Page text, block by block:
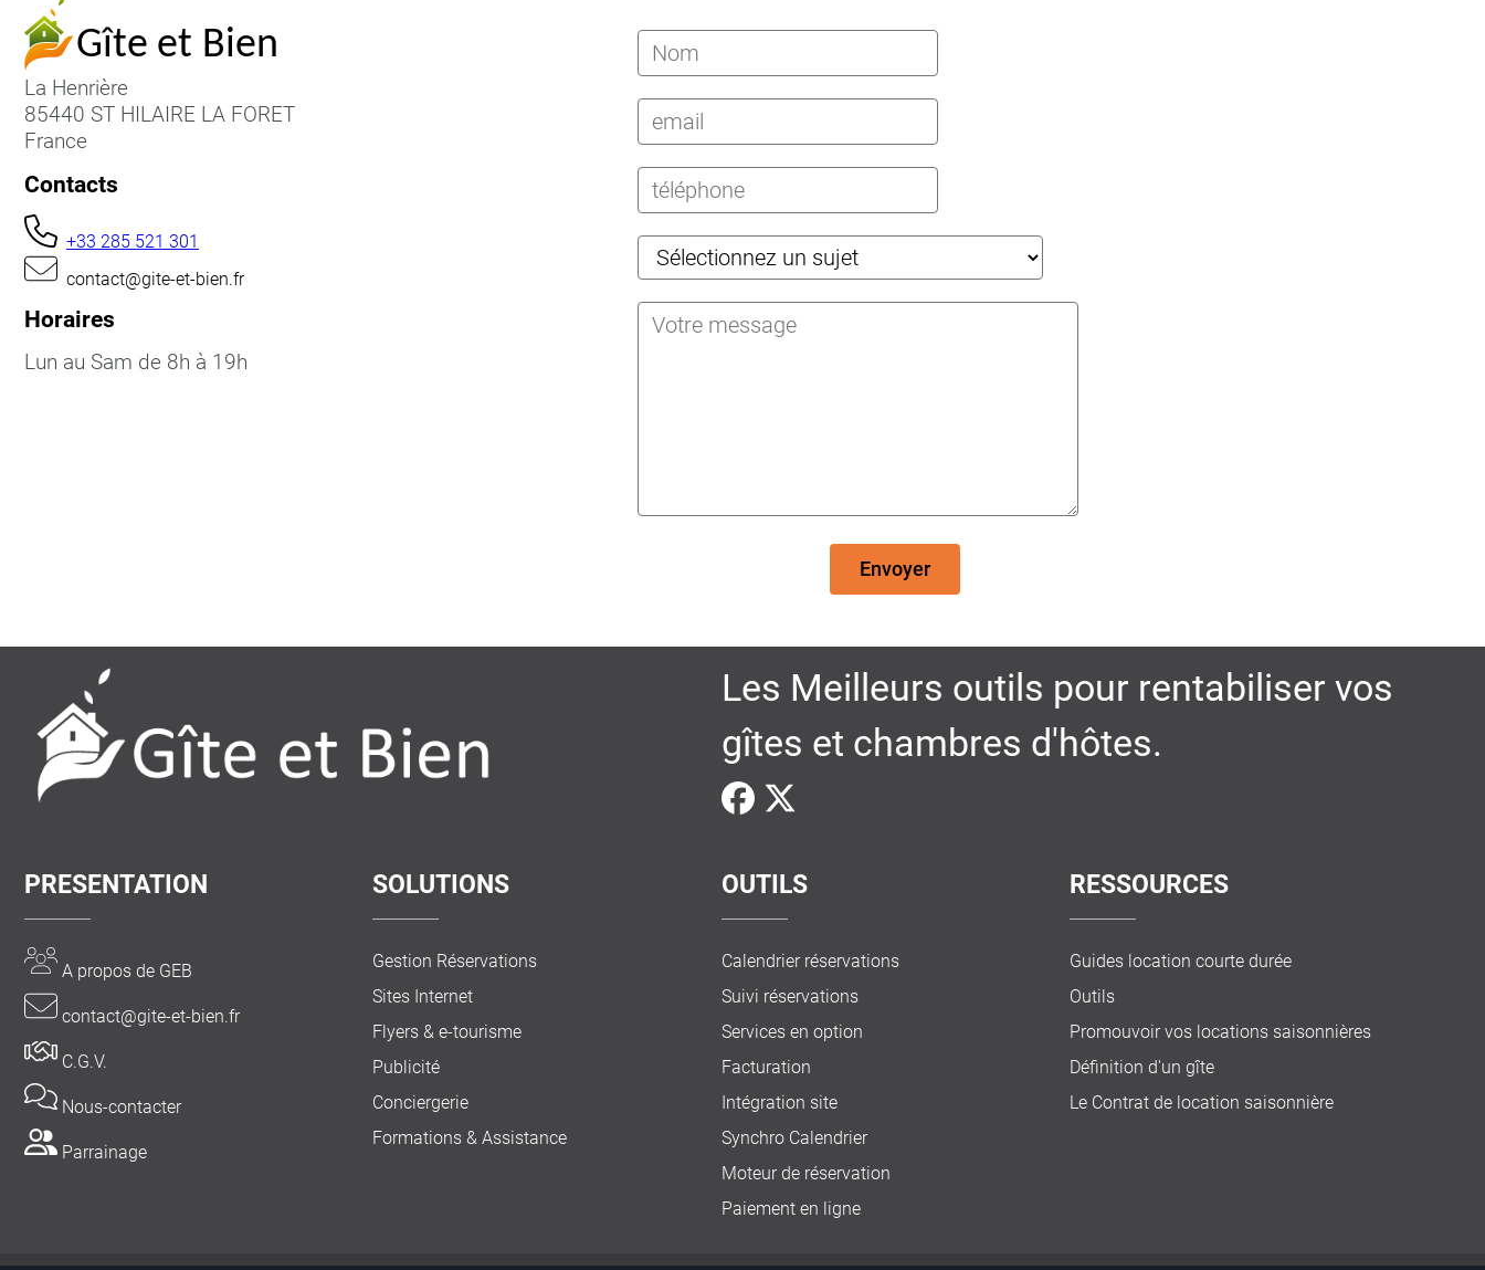
La Henrière
85440 ST HILAIRE LA FORET
France
Contacts
+33 285 521 301
contact@gite-et-bien.fr
Horaires
Lun au Sam de 8h à 19h
Envoyer
Les Meilleurs outils pour rentabiliser vos
gîtes et chambres d'hôtes.
PRESENTATION
A propos de GEB
contact@gite-et-bien.fr
C.G.V.
Nous-contacter
Parrainage
SOLUTIONS
Gestion Réservations
Sites Internet
Flyers & e-tourisme
Publicité
Conciergerie
Formations & Assistance
OUTILS
Calendrier réservations
Suivi réservations
Services en option
Facturation
Intégration site
Synchro Calendrier
Moteur de réservation
Paiement en ligne
RESSOURCES
Guides location courte durée
Outils
Promouvoir vos locations saisonnières
Définition d'un gîte
Le Contrat de location saisonnière